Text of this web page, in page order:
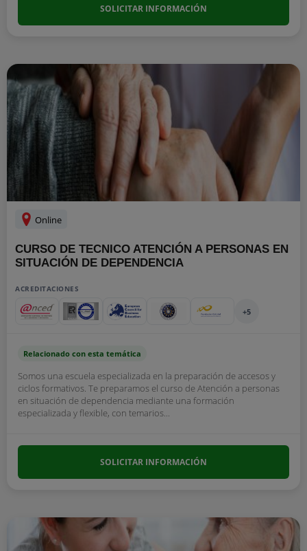
SOLICITAR INFORMACIÓN
Online
CURSO DE TECNICO ATENCIÓN A PERSONAS EN
SITUACIÓN DE DEPENDENCIA
ACREDITACIONES
+5
Relacionado con esta temática
Somos una escuela especializada en la preparación de accesos y
ciclos formativos. Te preparamos el curso de Atención a personas
en situación de dependencia mediante una formación
especializada y flexible, con temarios...
SOLICITAR INFORMACIÓN